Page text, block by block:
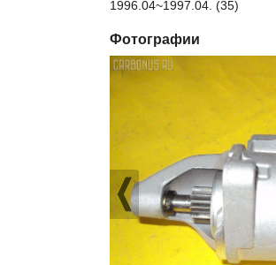
1996.04~1997.04. (35)
Фотографии